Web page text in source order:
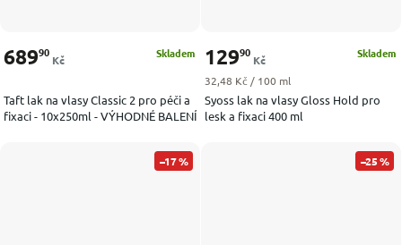
Taft lak na vlasy Classic 2 pro péči a
fixaci - 10x250ml - VÝHODNÉ BALENÍ
Skladem
68990
Kč
Syoss lak na vlasy Gloss Hold pro
lesk a fixaci 400 ml
Skladem
12990
Kč
Měrná cena:
32,48 Kč / 100 ml
–17 % –25 %